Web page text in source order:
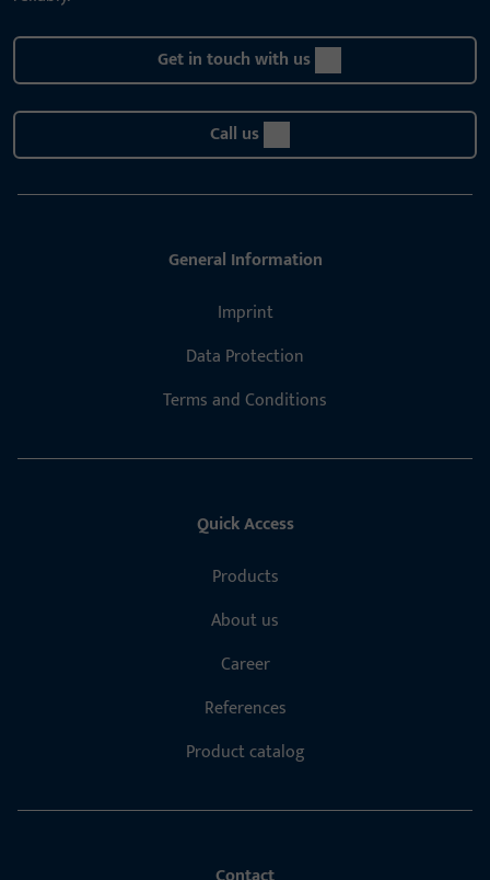
Get in touch with us
Call us
General Information
Imprint
Data Protection
Terms and Conditions
Quick Access
Products
About us
Career
References
Product catalog